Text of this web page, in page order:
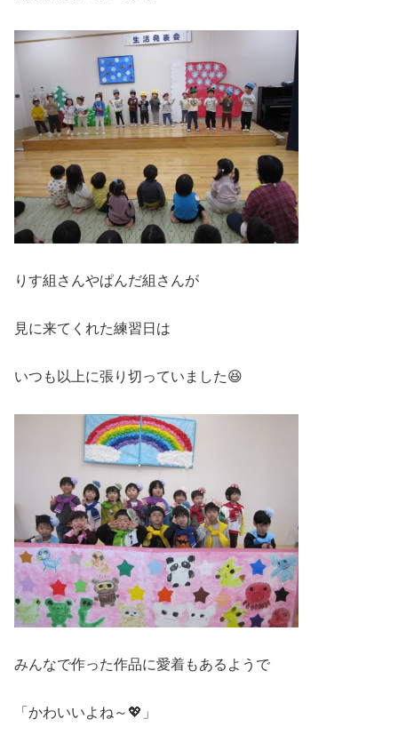
りす組さんやぱんだ組さんが
見に来てくれた練習日は
いつも以上に張り切っていました😆
みんなで作った作品に愛着もあるようで
「かわいいよね～💖」